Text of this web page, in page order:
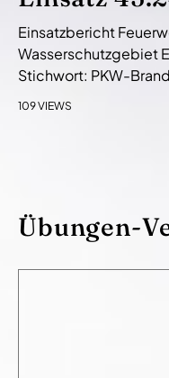
Einsatzbericht
Wasserschutzgebiet
Stichwort: PKW-
109 VIEWS
Übungen-